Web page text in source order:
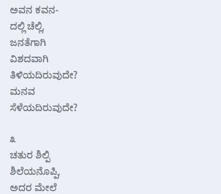
ಅವನ ಕವನ-
ದಲ್ಲಿ ಚೆಲ್ಲಿ,
ಜನತೆಗಾಗಿ
ವಿಶದವಾಗಿ
ತಿಳಿಯದಿರುವುದೇ?
ಮನವ
ಸೆಳೆಯದಿರುವುದೇ?
೩
ಚತುರ ಶಿಲ್ಪಿ
ಶಿಲೆಯನೊಪ್ಪಿ,
ಅದರ ಮೇಲೆ